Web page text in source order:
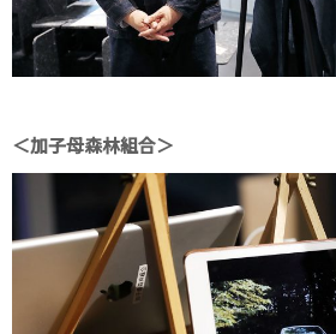
＜加子母森林組合＞